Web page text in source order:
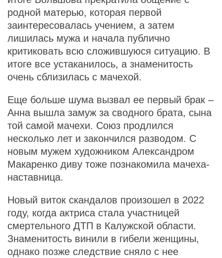
родной матерью, которая первой
заинтересовалась учением, а затем
лишилась мужа и начала публично
критиковать всю сложившуюся ситуацию. В
итоге все устаканилось, а знаменитость
очень сблизилась с мачехой.
Еще больше шума вызвал ее первый брак –
Анна вышла замуж за сводного брата, сына
той самой мачехи. Союз продлился
несколько лет и закончился разводом. С
новым мужем художником Александром
Макаренко диву тоже познакомила мачеха-
наставница.
Новый виток скандалов произошел в 2022
году, когда актриса стала участницей
смертельного ДТП в Калужской области.
Знаменитость винили в гибели женщины,
однако позже следствие сняло с нее